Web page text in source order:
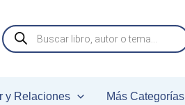
Búsqueda
de
productos
y Relaciones Más Categorías